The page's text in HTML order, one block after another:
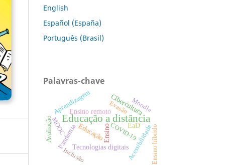
English
Español (España)
Português (Brasil)
Palavras-chave
Educação a distância
EducaçãoEnsino
Cibercultura
Tecnologias digitais
EaD
Pandemia
Ensino remoto
Aprendizagem
Inclusão AcessibilidadeEnsino híbrido
COVID-19
MOOC
EvasãoMoodle
Avaliação